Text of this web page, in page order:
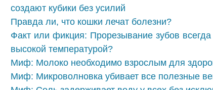
создают кубики без усилий
Правда ли, что кошки лечат болезни?
Факт или фикция: Прорезывание зубов всегда
высокой температурой?
Миф: Молоко необходимо взрослым для
Миф: Микроволновка убивает все полезные